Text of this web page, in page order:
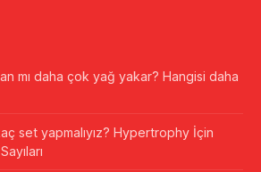
mı daha çok yağ yakar? Hangisi daha
set yapmalıyız? Hypertrophy İçin